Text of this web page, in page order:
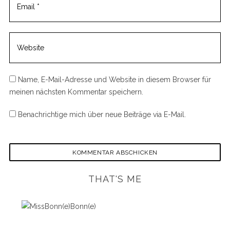
Name, E-Mail-Adresse und Website in diesem Browser für
meinen nächsten Kommentar speichern.
Benachrichtige mich über neue Beiträge via E-Mail.
THAT'S ME
: